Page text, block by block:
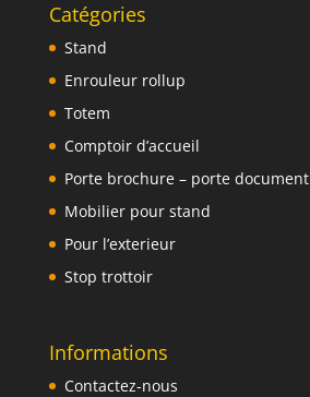
Catégories
Stand
Enrouleur rollup
Totem
Comptoir d’accueil
Porte brochure – porte document
Mobilier pour stand
Pour l’exterieur
Stop trottoir
Informations
Contactez-nous